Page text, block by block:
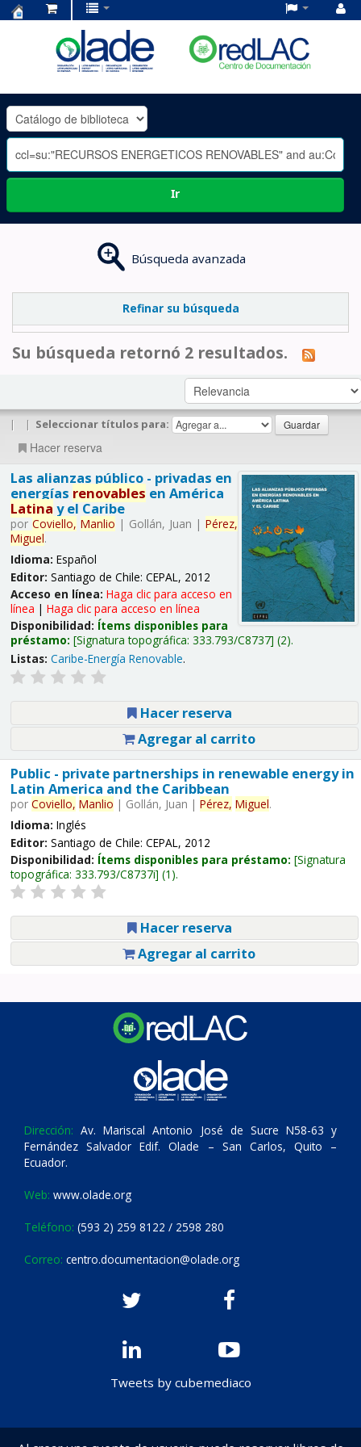
OLADE
-
Ir
Búsqueda avanzada
Refinar su búsqueda
Su búsqueda retornó 2 resultados.
| | Seleccionar títulos para:
Hacer reserva
Las alianzas público - privadas en
energías renovables en América
Latina y el Caribe
por Coviello, Manlio | Gollán, Juan | Pérez,
Miguel.
Idioma: Español
Editor: Santiago de Chile: CEPAL, 2012
Acceso en línea: Haga clic para acceso en
línea | Haga clic para acceso en línea
Disponibilidad: Ítems disponibles para
préstamo: Signatura topográfica: 333.793/C8737 (2).
Listas: Caribe-Energía Renovable.
Hacer reserva
Agregar al carrito
Public - private partnerships in renewable energy in
Latin America and the Caribbean
por Coviello, Manlio | Gollán, Juan | Pérez, Miguel.
Idioma: Inglés
Editor: Santiago de Chile: CEPAL, 2012
Disponibilidad: Ítems disponibles para préstamo: Signatura
topográfica: 333.793/C8737i (1).
Hacer reserva
Agregar al carrito
Dirección: Av. Mariscal Antonio José de Sucre N58-63 y
Fernández Salvador Edif. Olade – San Carlos, Quito –
Ecuador.
Web: www.olade.org
Teléfono: (593 2) 259 8122 / 2598 280
Correo: centro.documentacion@olade.org
Tweets by cubemediaco